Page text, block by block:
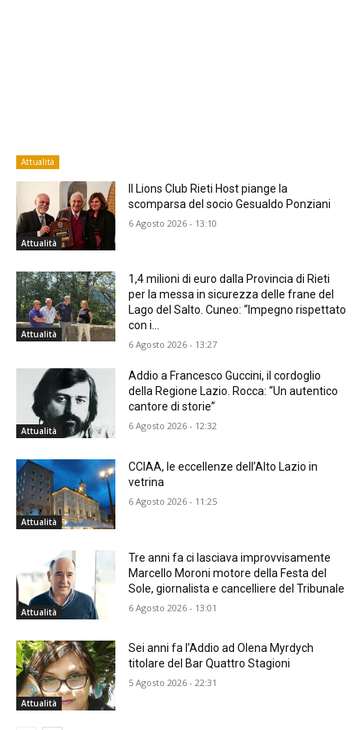
Attualità
Attualità
Il Lions Club Rieti Host piange la
scomparsa del socio Gesualdo Ponziani
6 Agosto 2026 - 13:10
Attualità
1,4 milioni di euro dalla Provincia di Rieti
per la messa in sicurezza delle frane del
Lago del Salto. Cuneo: “Impegno rispettato
con i...
6 Agosto 2026 - 13:27
Attualità
Addio a Francesco Guccini, il cordoglio
della Regione Lazio. Rocca: “Un autentico
cantore di storie”
6 Agosto 2026 - 12:32
Attualità
CCIAA, le eccellenze dell’Alto Lazio in
vetrina
6 Agosto 2026 - 11:25
Attualità
Tre anni fa ci lasciava improvvisamente
Marcello Moroni motore della Festa del
Sole, giornalista e cancelliere del Tribunale
6 Agosto 2026 - 13:01
Attualità
Sei anni fa l’Addio ad Olena Myrdych
titolare del Bar Quattro Stagioni
5 Agosto 2026 - 22:31